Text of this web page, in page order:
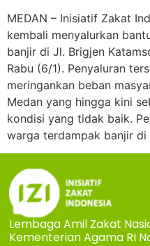
MEDAN – Inisiatif Zakat
kembali menyalurkan
banjir di Jl. Brigjen
Rabu (6/1). Penyaluran
meringankan beban
Medan yang hingga kini
kondisi yang tidak baik.
warga terdampak banjir
Lembaga Amil Zakat
Kementerian Agama RI